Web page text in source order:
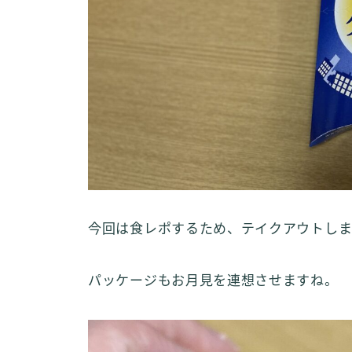
今回は食レポするため、テイクアウトし
パッケージもお月見を連想させますね。